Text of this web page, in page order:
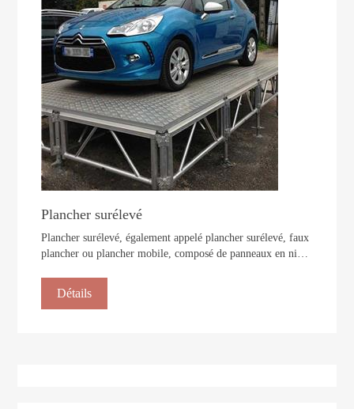
Plancher surélevé
Plancher surélevé, également appelé plancher surélevé, faux
plancher ou plancher mobile, composé de panneaux en nid
situations
Détails